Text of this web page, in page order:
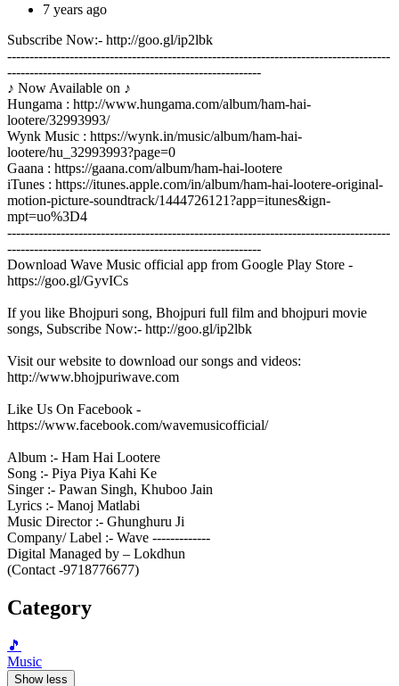
7 years ago
Subscribe Now:- http://goo.gl/ip2lbk
--------------------------------------------------------------------------------------
---------------------------------------------------------
♪ Now Available on ♪
Hungama : http://www.hungama.com/album/ham-hai-
lootere/32993993/
Wynk Music : https://wynk.in/music/album/ham-hai-
lootere/hu_32993993?page=0
Gaana : https://gaana.com/album/ham-hai-lootere
iTunes : https://itunes.apple.com/in/album/ham-hai-lootere-original-
motion-picture-soundtrack/1444726121?app=itunes&ign-
mpt=uo%3D4
--------------------------------------------------------------------------------------
---------------------------------------------------------
Download Wave Music official app from Google Play Store -
https://goo.gl/GyvICs
If you like Bhojpuri song, Bhojpuri full film and bhojpuri movie
songs, Subscribe Now:- http://goo.gl/ip2lbk
Visit our website to download our songs and videos:
http://www.bhojpuriwave.com
Like Us On Facebook -
https://www.facebook.com/wavemusicofficial/
Album :- Ham Hai Lootere
Song :- Piya Piya Kahi Ke
Singer :- Pawan Singh, Khuboo Jain
Lyrics :- Manoj Matlabi
Music Director :- Ghunghuru Ji
Company/ Label :- Wave -------------
Digital Managed by – Lokdhun
(Contact -9718776677)
Category
🎵
Music
Show less